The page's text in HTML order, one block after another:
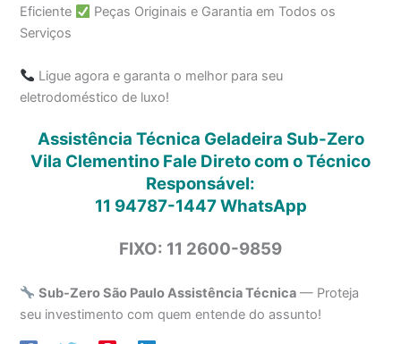
Eficiente
Peças Originais e Garantia em Todos os
Serviços
Ligue agora e garanta o melhor para seu
eletrodoméstico de luxo!
Assistência Técnica Geladeira Sub-Zero
Vila Clementino Fale Direto com o Técnico
Responsável:
11 94787-1447WhatsApp
FIXO: 11 2600-9859
Sub-Zero São Paulo Assistência Técnica — Proteja
seu investimento com quem entende do assunto!